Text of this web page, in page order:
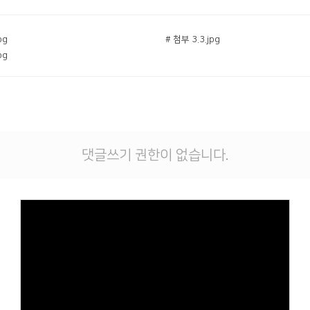
# 첨부 3.3.jpg
댓글쓰기 권한이 없습니다.